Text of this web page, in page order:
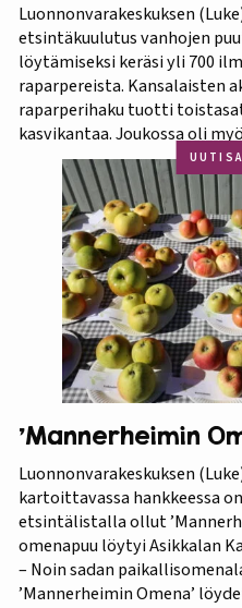
Luonnonvarakeskuksen
etsintäkuulutus vanhojen
löytämiseksi keräsi yli 700
raparpereista. Kansalaisten
raparperihaku tuotti
kasvikantaa. Joukossa oli
Koko aineistosta
60 prosenttia osoittautui
lajikkeeksi.
vaiheelta elokuvaksi
etsimässä”. Elokuvan
julkistus…
’Mannerheimin
Luonnonvarakeskuksen
kartoittavassa hankkeessa
etsintälistalla ollut
omenapuu löytyi Asikkalan
– Noin sadan
’Mannerheimin Omena’